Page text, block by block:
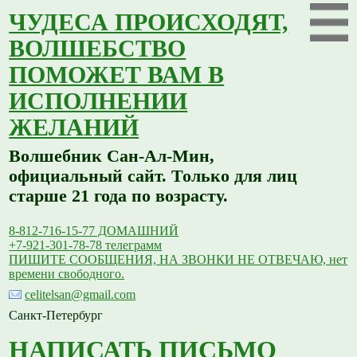
ЧУДЕСА ПРОИСХОДЯТ,
ВОЛШЕБСТВО
ПОМОЖЕТ ВАМ В
ИСПОЛНЕНИИ
ЖЕЛАНИЙ
Волшебник Сан-Ал-Мин,
официальный сайт. Только для лиц
старше 21 года по возрасту.
8-812-716-15-77 ДОМАШНИЙ
+7-921-301-78-78 телеграмм
ПИШИТЕ СООБЩЕНИЯ, НА ЗВОНКИ НЕ ОТВЕЧАЮ, нет
времени свободного.
celitelsan@gmail.com
Санкт-Петербург
НАПИСАТЬ ПИСЬМО